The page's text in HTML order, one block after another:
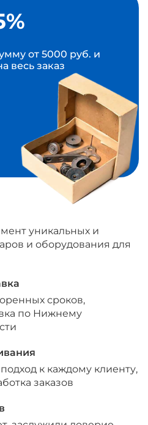
от 5000 руб. и
весь заказ
уникальных и
и оборудования для
сроков,
по Нижнему
к каждому клиенту,
заказов